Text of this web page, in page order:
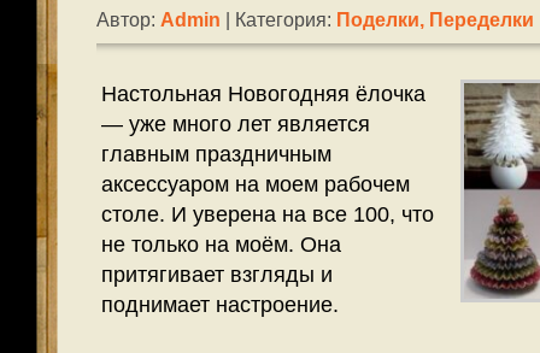
Автор: Admin | Категория: Поделки, Переделки
Настольная Новогодняя ёлочка
— уже много лет является
главным праздничным
аксессуаром на моем рабочем
столе. И уверена на все 100, что
не только на моём. Она
притягивает взгляды и
поднимает настроение.